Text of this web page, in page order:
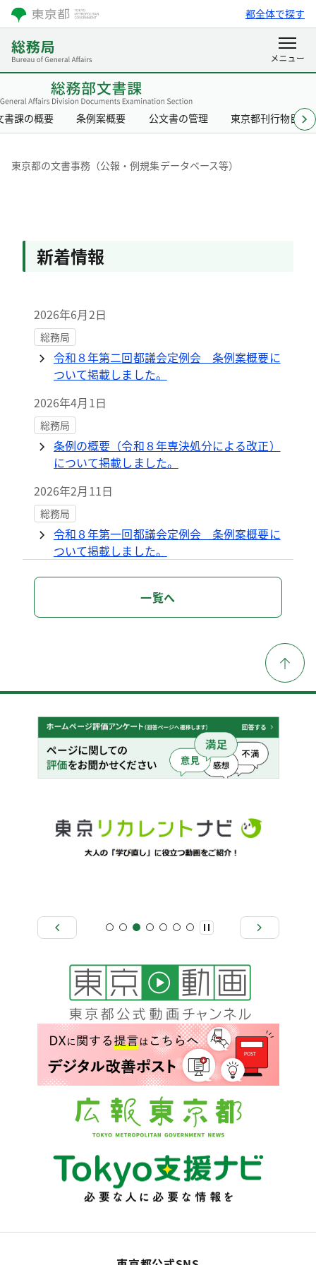
都全体で探す
書課の概要 条例案概要 公文書の管理 東京都刊行物目録
東京都の文書事務（公
東京都の文書事務（公報・例規集データベース等）
新着情報
2026年6月2日
総務局
令和８年第二回都議会定例会 条例案概要に
ついて掲載しました。
2026年4月1日
総務局
条例の概要（令和８年専決処分による改正）
について掲載しました。
2026年2月11日
総務局
令和８年第一回都議会定例会 条例案概要に
ついて掲載しました。
2026年2月5日
第８回公文書管理委員会の議事録について掲
総務局
た。
2025年11月26日
総務局
ついて掲載しました。
2025年9月18日
令和７年第三回都議会定例会 条例案概要に
ついて掲載しました。
2025年6月6日
総務局
令和７年第二回都議会定例会 条例案概要
（追加）について掲載しました。
2025年6月3日
令和７年第二回都議会定例会 条例案概要
（追加）について掲載しました。
一覧へ